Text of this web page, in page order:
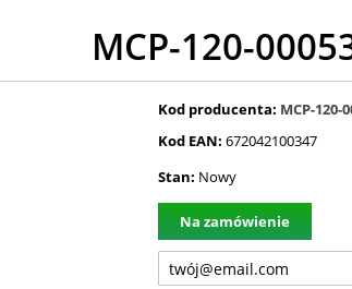
MCP-120-
Kod producenta: MCP-120-
Kod EAN: 672042100347
Stan: Nowy
Na zamówienie